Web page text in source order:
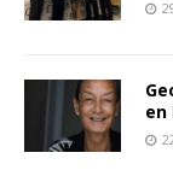
en